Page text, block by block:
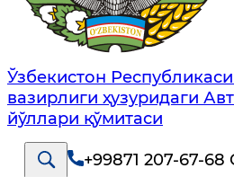
Ўзбекистон
вазирлиги ҳузуридаги
йўллари қўмитаси
+99871 207-67-68